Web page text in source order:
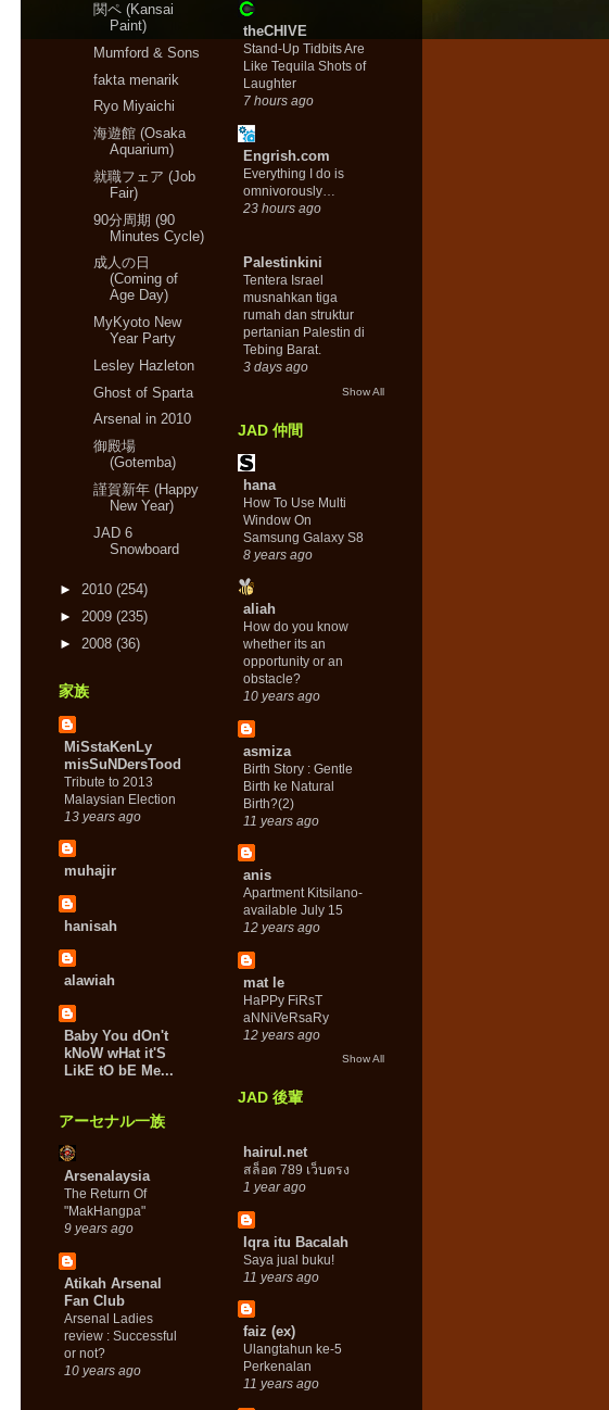
関ペ (Kansai
Paint)
Mumford & Sons
fakta menarik
Ryo Miyaichi
海遊館 (Osaka
Aquarium)
就職フェア (Job
Fair)
90分周期 (90
Minutes Cycle)
成人の日
(Coming of
Age Day)
MyKyoto New
Year Party
Lesley Hazleton
Ghost of Sparta
Arsenal in 2010
御殿場
(Gotemba)
謹賀新年 (Happy
New Year)
JAD 6
Snowboard
► 2010 (254)
► 2009 (235)
► 2008 (36)
家族
MiSstaKenLy
misSuNDersTood
Tribute to 2013
Malaysian Election
13 years ago
muhajir
hanisah
alawiah
Baby You dOn't
kNoW wHat it'S
LikE tO bE Me...
アーセナル一族
Arsenalaysia
The Return Of
"MakHangpa"
9 years ago
Atikah Arsenal
Fan Club
Arsenal Ladies
review : Successful
or not?
10 years ago
theCHIVE
Stand-Up Tidbits Are
Like Tequila Shots of
Laughter
7 hours ago
Engrish.com
Everything I do is
omnivorously…
23 hours ago
Palestinkini
Tentera Israel
musnahkan tiga
rumah dan struktur
pertanian Palestin di
Tebing Barat.
3 days ago
Show All
JAD 仲間
hana
How To Use Multi
Window On
Samsung Galaxy S8
8 years ago
aliah
How do you know
whether its an
opportunity or an
obstacle?
10 years ago
asmiza
Birth Story : Gentle
Birth ke Natural
Birth?(2)
11 years ago
anis
Apartment Kitsilano-
available July 15
12 years ago
mat le
HaPPy FiRsT
aNNiVeRsaRy
12 years ago
Show All
JAD 後輩
hairul.net
สล็อต 789 เว็บตรง
1 year ago
Iqra itu Bacalah
Saya jual buku!
11 years ago
faiz (ex)
Ulangtahun ke-5
Perkenalan
11 years ago